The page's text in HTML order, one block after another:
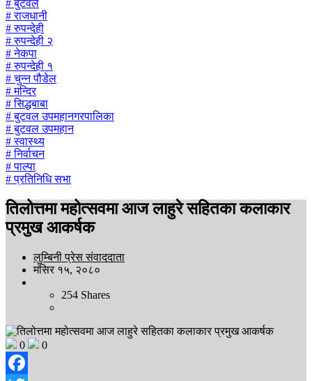
# बुटवल
# राजधानी
# रुपन्देही
# रुपन्देही २
# नेकपा
# रुपन्देही १
# चुन्न पौडेल
# मन्दिर
# सिद्धबाबा
# बुटवल उपमहानगरपालिका
# बुटवल उपमहान
# स्वास्थ्य
# निर्वाचन
# पाल्पा
# प्रतिनिधि सभा
तिलोत्तमा महोत्सवमा आज लाहुरे सहितका कलाकार
प्रमुख आकर्षक
लुम्बिनी प्रेस संवाददाता
मंसिर १५, २०८०
254 Shares
0 0